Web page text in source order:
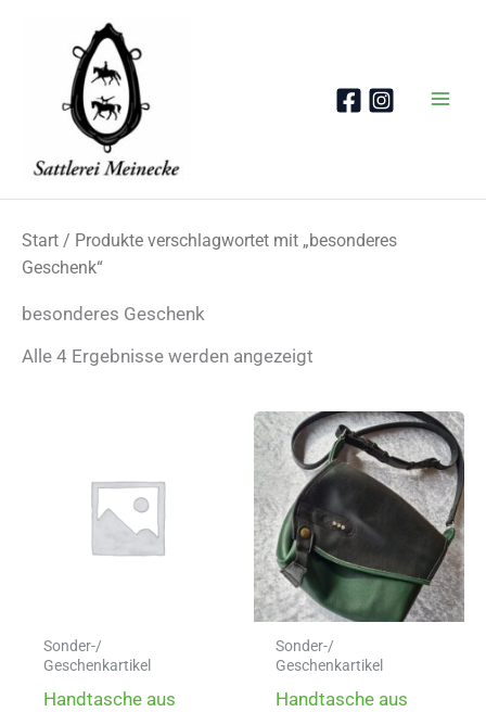
Start / Produkte verschlagwortet mit „besonderes
Geschenk“
besonderes Geschenk
Alle 4 Ergebnisse werden angezeigt
Sonder-/
Geschenkartikel
Handtasche aus
Sonder-/
Geschenkartikel
Handtasche aus